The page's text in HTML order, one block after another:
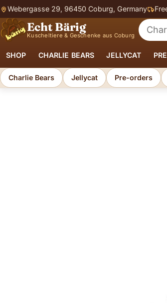
Webergasse 29, 96450 Coburg, Germany
Echt Bärig
Kuscheltiere & Geschenke aus Coburg
SHOP CHARLIE BEARS JELLYCAT
Charlie Bears Jellycat Pre-orders